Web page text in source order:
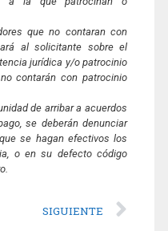
que no contaran con
al solicitante sobre el
jurídica y/o patrocinio
contarán con patrocinio
de arribar a acuerdos
se deberán denunciar
se hagan efectivos los
o en su defecto código
SIGUIENTE